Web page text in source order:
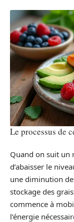
Le processus de
Quand on suit un
d’abaisser le
une diminution
stockage des
commence à
l’énergie